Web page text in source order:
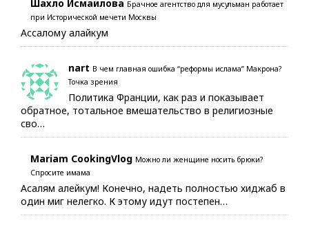
Шахло Исмаилова Брачное агентство для мусульман работает
при Исторической мечети Москвы
Ассалому алайкум
nart В чем главная ошибка “реформы ислама” Макрона?
Точка зрения
Политика Франции, как раз и показывает
обратное, тотальное вмешательство в религиозные
сво…
Mariam CookingVlog Можно ли женщине носить брюки?
Спросите имама
Асалям алейкум! Конечно, надеть полностью хиджаб в
один миг нелегко. К этому идут постепен…